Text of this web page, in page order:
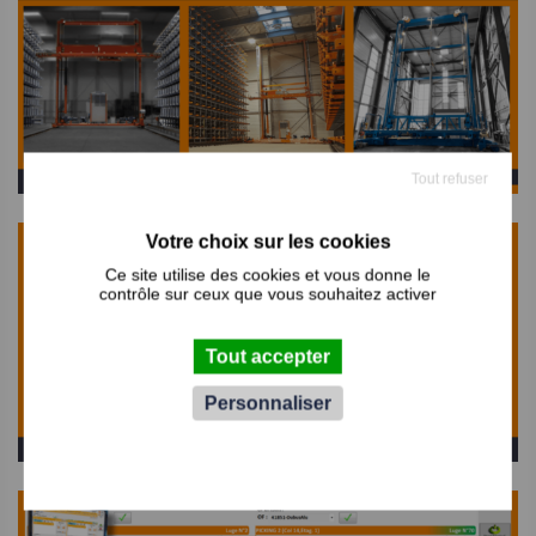
Ce site utilise des cookies et vous donne le
contrôle sur ceux que vous souhaitez activer
Tout accepter
Tout refuser
Personnaliser